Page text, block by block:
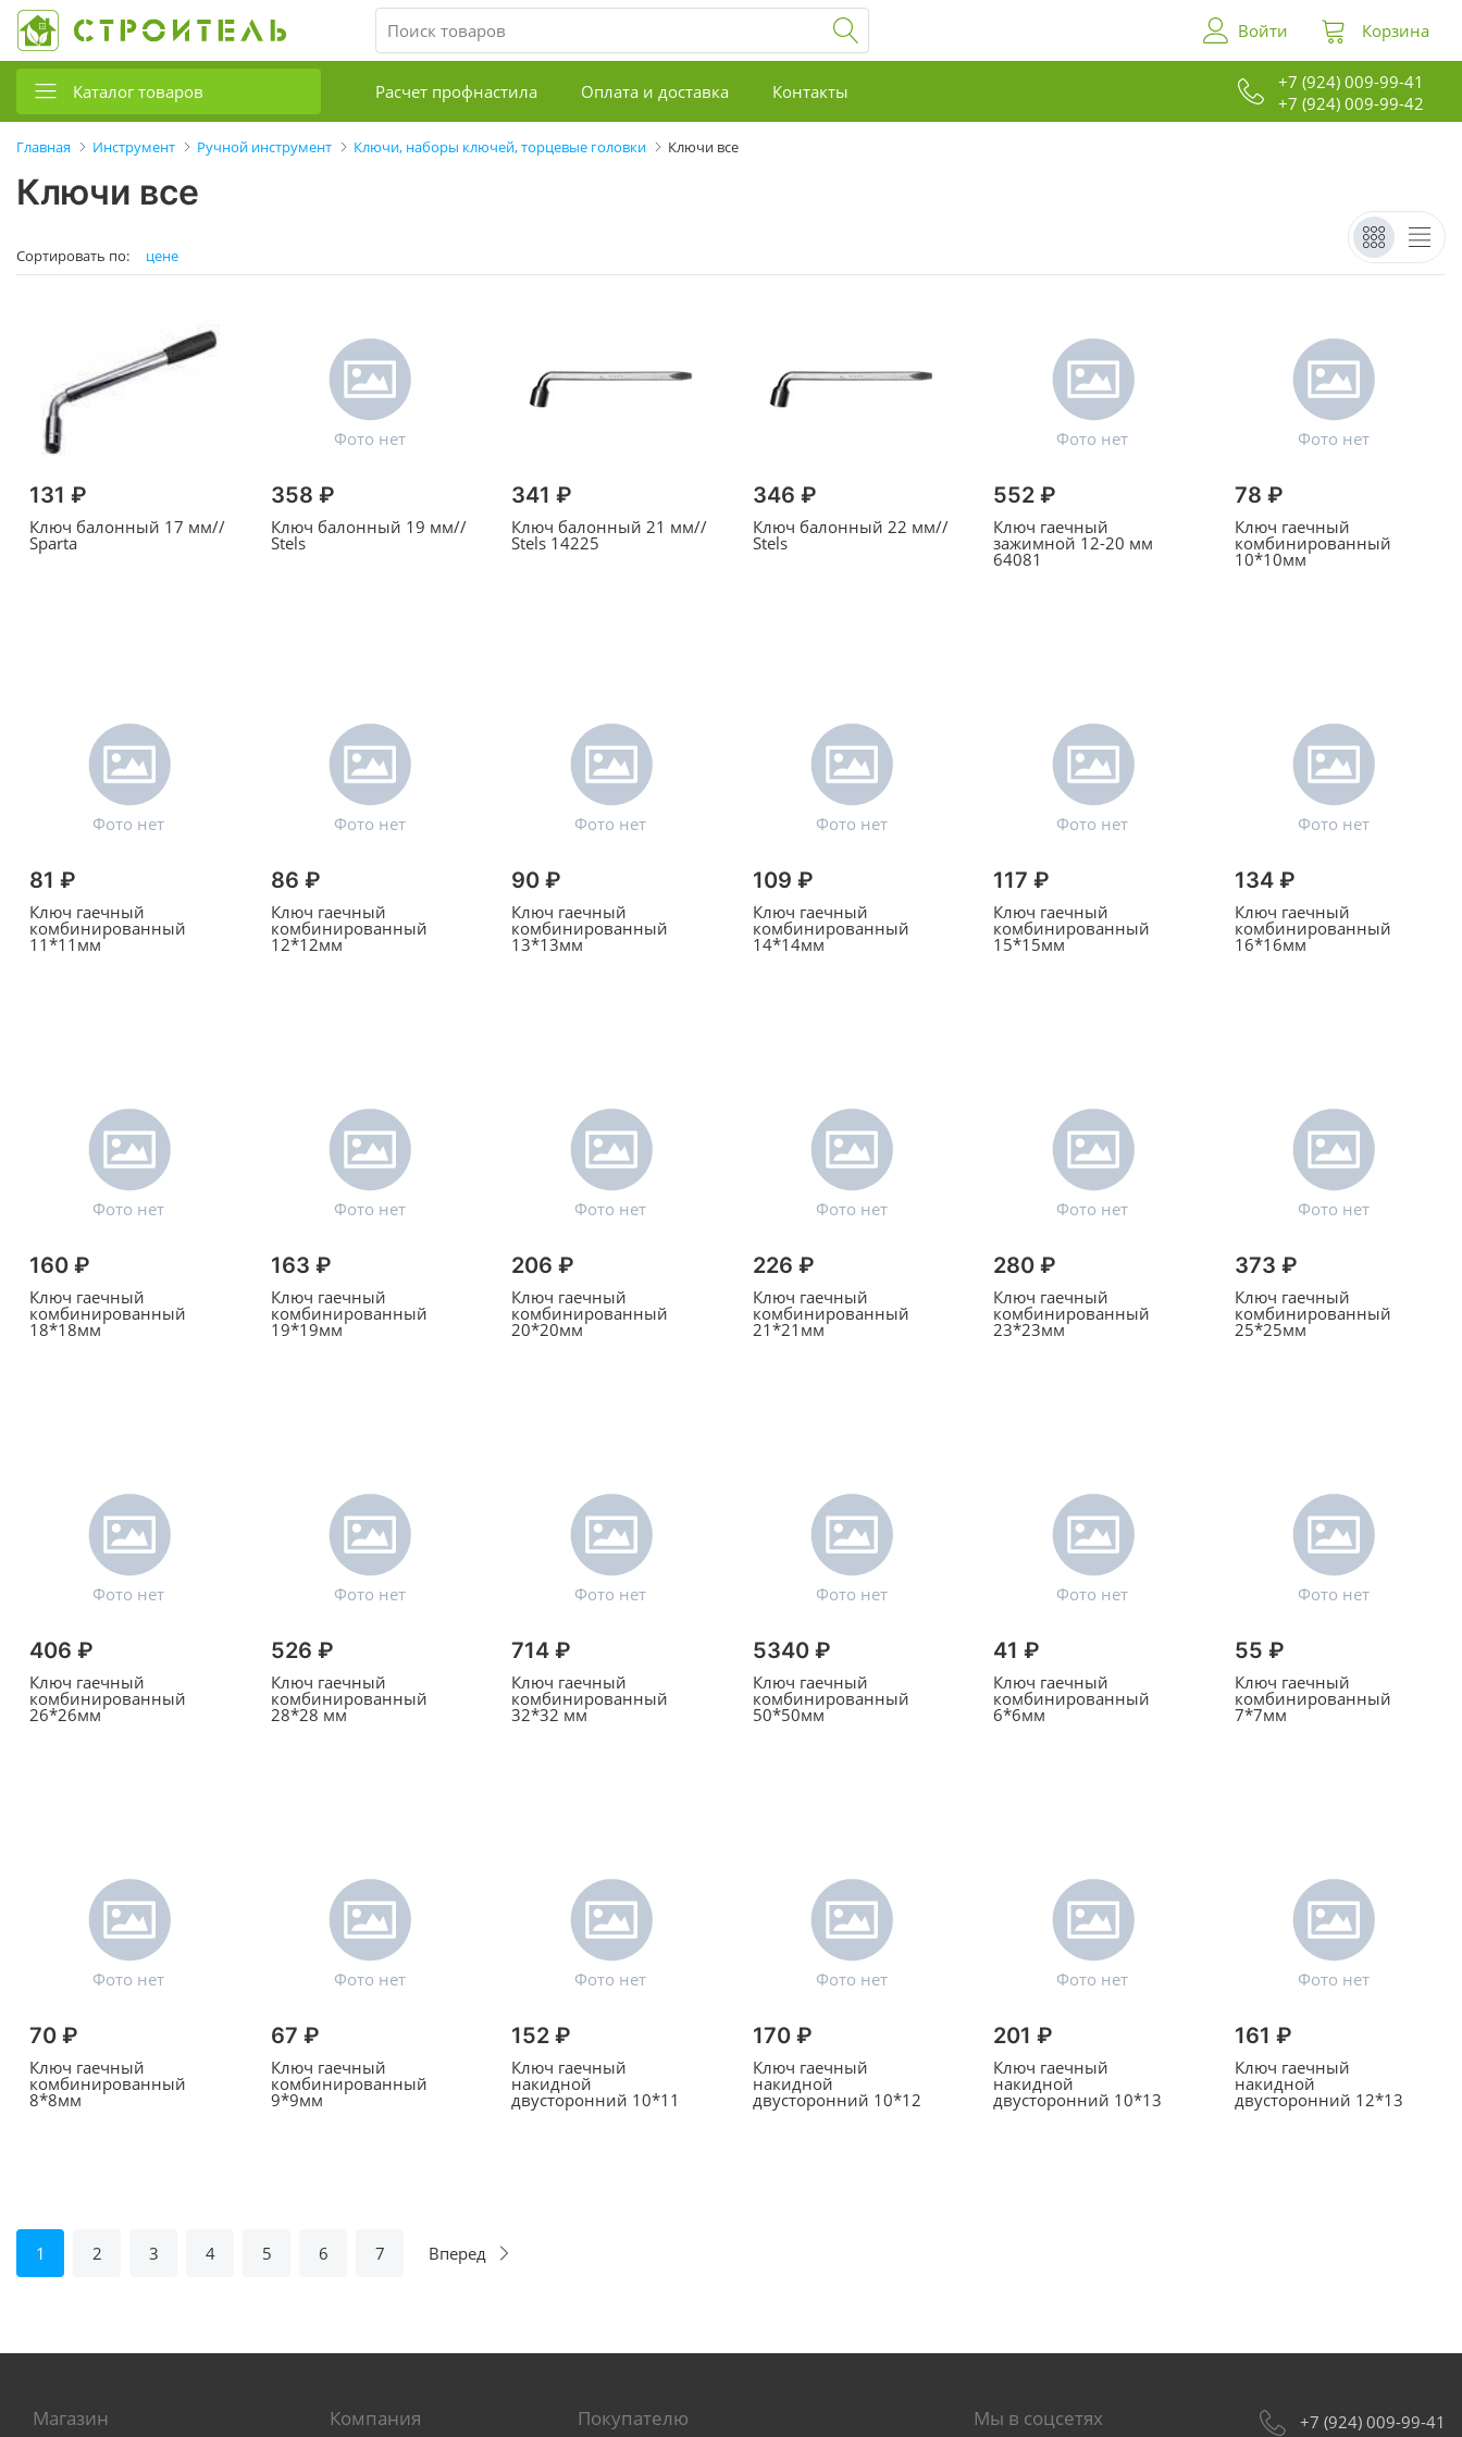
Войти Корзина
Каталог товаров Расчет профнастила Оплата и доставка Контакты
+7 (924) 009-99-41
+7 (924) 009-99-42
Главная Инструмент Ручной инструмент Ключи, наборы ключей, торцевые головки Ключи все
Ключи все
Сортировать по: цене
131 ₽
Ключ балонный 17 мм//
Sparta
358 ₽
Ключ балонный 19 мм//
Stels
341 ₽
Ключ балонный 21 мм//
Stels 14225
346 ₽
Ключ балонный 22 мм//
Stels
552 ₽
Ключ гаечный
зажимной 12-20 мм
64081
78 ₽
Ключ гаечный
комбинированный
10*10мм
81 ₽
Ключ гаечный
комбинированный
11*11мм
86 ₽
Ключ гаечный
комбинированный
12*12мм
90 ₽
Ключ гаечный
комбинированный
13*13мм
109 ₽
Ключ гаечный
комбинированный
14*14мм
117 ₽
Ключ гаечный
комбинированный
15*15мм
134 ₽
Ключ гаечный
комбинированный
16*16мм
160 ₽
Ключ гаечный
комбинированный
18*18мм
163 ₽
Ключ гаечный
комбинированный
19*19мм
206 ₽
Ключ гаечный
комбинированный
20*20мм
226 ₽
Ключ гаечный
комбинированный
21*21мм
280 ₽
Ключ гаечный
комбинированный
23*23мм
373 ₽
Ключ гаечный
комбинированный
25*25мм
406 ₽
Ключ гаечный
комбинированный
26*26мм
526 ₽
Ключ гаечный
комбинированный
28*28 мм
714 ₽
Ключ гаечный
комбинированный
32*32 мм
5340 ₽
Ключ гаечный
комбинированный
50*50мм
41 ₽
Ключ гаечный
комбинированный
6*6мм
55 ₽
Ключ гаечный
комбинированный
7*7мм
70 ₽
Ключ гаечный
комбинированный
8*8мм
67 ₽
Ключ гаечный
комбинированный
9*9мм
152 ₽
Ключ гаечный
накидной
двусторонний 10*11
170 ₽
Ключ гаечный
накидной
двусторонний 10*12
201 ₽
Ключ гаечный
накидной
двусторонний 10*13
161 ₽
Ключ гаечный
накидной
двусторонний 12*13
1 2 3 4 5 6 7 Вперед
Магазин Компания Покупателю Мы в соцсетях +7 (924) 009-99-41